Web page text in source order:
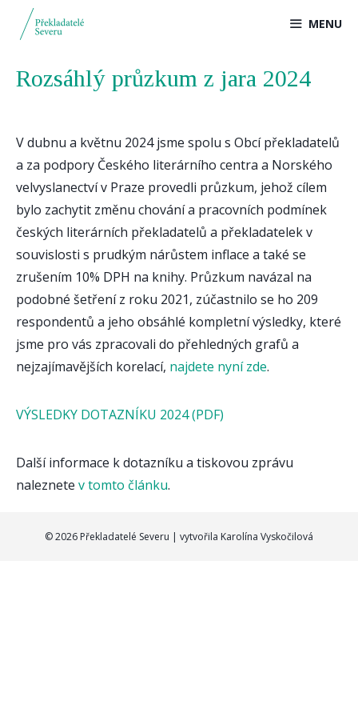
Přeskočit
MENU
Rozsáhlý průzkum z jara 2024
V dubnu a květnu 2024 jsme spolu s Obcí překladatelů
a za podpory Českého literárního centra a Norského
velvyslanectví v Praze provedli průzkum, jehož cílem
bylo zachytit změnu chování a pracovních podmínek
českých literárních překladatelů a překladatelek v
souvislosti s prudkým nárůstem inflace a také se
zrušením 10% DPH na knihy. Průzkum navázal na
podobné šetření z roku 2021, zúčastnilo se ho 209
respondentů a jeho obsáhlé kompletní výsledky, které
jsme pro vás zpracovali do přehledných grafů a
nejzajímavějších korelací, najdete nyní zde.
VÝSLEDKY DOTAZNÍKU 2024 (PDF)
Další informace k dotazníku a tiskovou zprávu
naleznete v tomto článku.
© 2026 Překladatelé Severu | vytvořila Karolína Vyskočilová